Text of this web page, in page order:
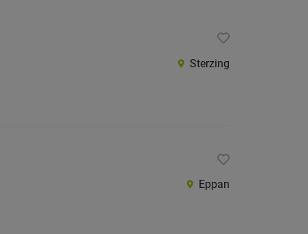
Sterzing
Eppan